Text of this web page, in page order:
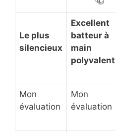
Le plus
silencieux
Excellent
batteur à
main
polyvalent
Mon
évaluation
Mon
évaluation